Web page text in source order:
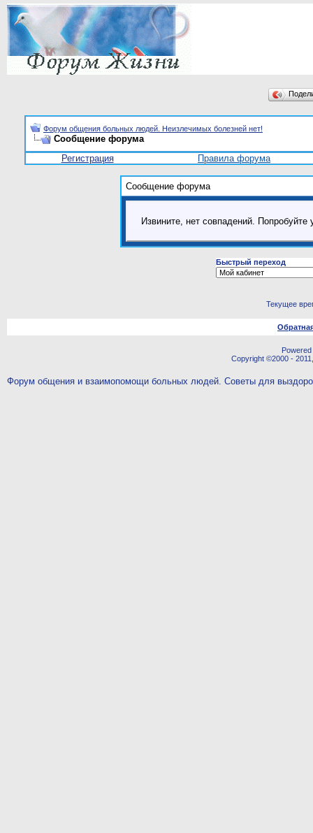
Форум общения больных людей. Неизлечимых болезней нет!
Сообщение форума
Регистрация
Правила форума
Сообщение форума
Извините, нет совпадений.
Быстрый переход
Текущее
Copyright ©2000 -
Форум общения и взаимопомощи больных людей. Советы для